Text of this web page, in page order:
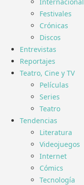
Festivales
Crónicas
Discos
Entrevistas
Reportajes
Teatro, Cine y TV
Películas
Series
Teatro
Tendencias
Literatura
Videojuegos
Internet
Cómics
Tecnología